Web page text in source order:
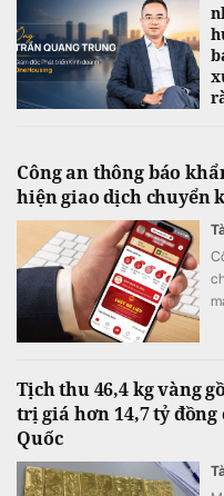
Công an thông báo
hiện giao dịch chuyển
Tịch thu 46,4 kg vàng
trị giá hơn 14,7 tỷ
Quốc